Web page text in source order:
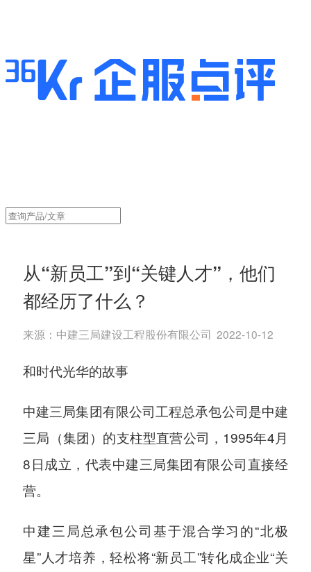
从“新员工”到“关键人才”，他们
都经历了什么？
来源： 中建三局建设工程股份有限公司 2022-10-12
和时代光华的故事
中建三局集团有限公司工程总承包公司是中建
三局（集团）的支柱型直营公司，1995年4月
8日成立，代表中建三局集团有限公司直接经
营。
中建三局总承包公司基于混合学习的“北极
星”人才培养，轻松将“新员工”转化成企业“关